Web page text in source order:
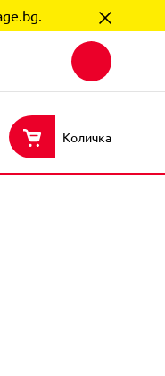
.
Количка